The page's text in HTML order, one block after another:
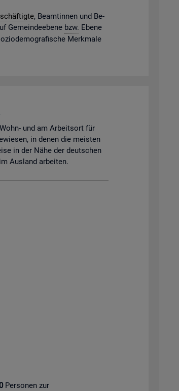
, Be­am­tin­nen und Be­
Ge­mein­de­ebe­ne bzw. Ebene
Merk­ma­le
und am Arbeitsort für
in denen die meisten
in der Nähe der deutschen
Ausland arbeiten.
Personen zur